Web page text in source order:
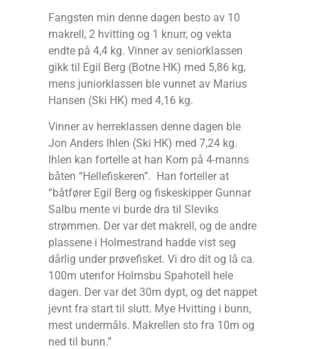
Fangsten min denne dagen besto av 10
makrell, 2 hvitting og 1 knurr, og vekta
endte på 4,4 kg. Vinner av seniorklassen
gikk til Egil Berg (Botne HK) med 5,86 kg,
mens juniorklassen ble vunnet av Marius
Hansen (Ski HK) med 4,16 kg.
Vinner av herreklassen denne dagen ble
Jon Anders Ihlen (Ski HK) med 7,24 kg.
Ihlen kan fortelle at han Kom på 4-manns
båten “Hellefiskeren”. Han forteller at
“båtfører Egil Berg og fiskeskipper Gunnar
Salbu mente vi burde dra til Sleviks
strømmen. Der var det makrell, og de andre
plassene i Holmestrand hadde vist seg
dårlig under prøvefisket. Vi dro dit og lå ca.
100m utenfor Holmsbu Spahotell hele
dagen. Der var det 30m dypt, og det nappet
jevnt fra start til slutt. Mye Hvitting i bunn,
mest undermåls. Makrellen sto fra 10m og
ned til bunn.”